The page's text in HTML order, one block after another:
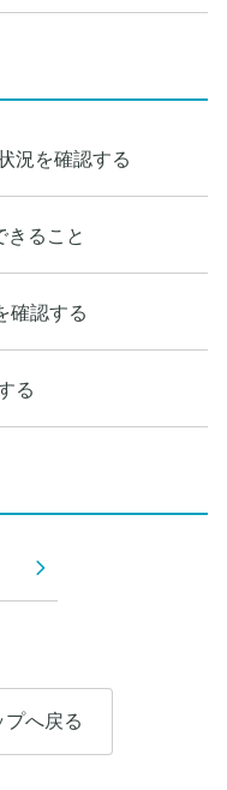
況を確認する
きること
確認する
る
へ戻る